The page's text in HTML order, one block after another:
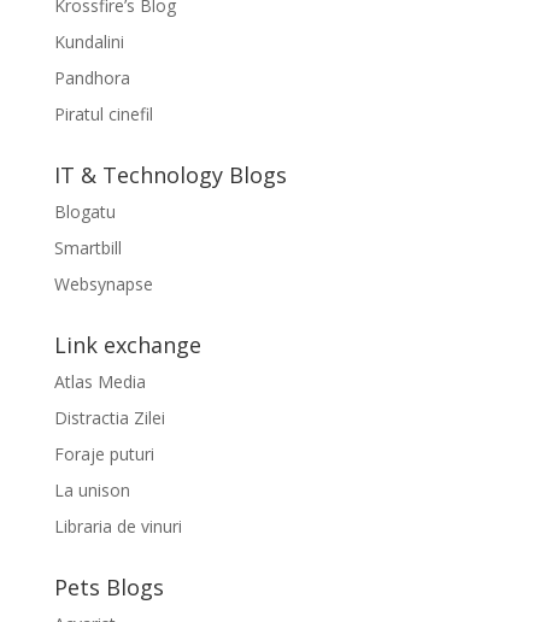
Krossfire’s Blog
Kundalini
Pandhora
Piratul cinefil
IT & Technology Blogs
Blogatu
Smartbill
Websynapse
Link exchange
Atlas Media
Distractia Zilei
Foraje puturi
La unison
Libraria de vinuri
Pets Blogs